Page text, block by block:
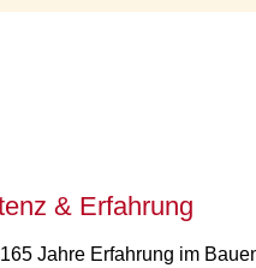
& Erfahrung
Jahre Erfahrung im